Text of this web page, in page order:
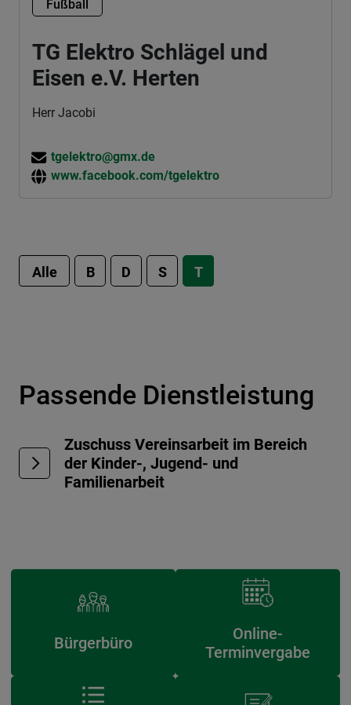
Fußball
TG Elektro Schlägel und
Eisen e.V. Herten
Herr Jacobi
tgelektro@gmx.de
www.facebook.com/tgelektro
Alle B D S T
Passende Dienstleistung
Zuschuss Vereinsarbeit im Bereich
der Kinder-, Jugend- und
Familienarbeit
Bürgerbüro
Online-
Terminvergabe